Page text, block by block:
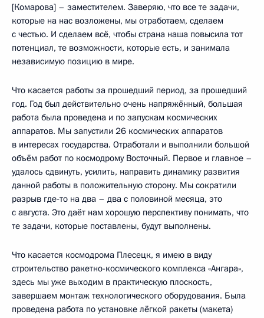
[Комарова] – заместителем. Заверяю, что все те задачи,
которые на нас возложены, мы отработаем, сделаем
с честью. И сделаем всё, чтобы страна наша повысила тот
потенциал, те возможности, которые есть, и занимала
независимую позицию в мире.
Что касается работы за прошедший период, за прошедший
год. Год был действительно очень напряжённый, большая
работа была проведена и по запускам космических
аппаратов. Мы запустили 26 космических аппаратов
в интересах государства. Отработали и выполнили большой
объём работ по космодрому Восточный. Первое и главное –
удалось сдвинуть, усилить, направить динамику развития
данной работы в положительную сторону. Мы сократили
разрыв где‑то на два – два с половиной месяца, это
с августа. Это даёт нам хорошую перспективу понимать, что
те задачи, которые поставлены, будут выполнены.
Что касается космодрома Плесецк, я имею в виду
строительство ракетно-космического комплекса «Ангара»,
здесь мы уже выходим в практическую плоскость,
завершаем монтаж технологического оборудования. Была
проведена работа по установке лёгкой ракеты (макета)